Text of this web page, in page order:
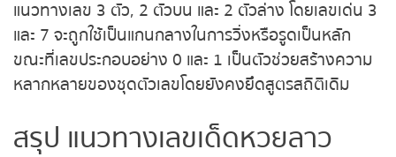
หวยหุ้นเยอรมัน
หวยหุ้นอังกฤษ
หวยหุ้นรัสเซีย
เป็นแนวทางเลข 3 ตัว, 2 ตัวบน และ 2 ตัวล่าง โดยเลข
เด่น 3 และ 7 จะถูกใช้เป็นแกนกลางในการวิ่งหรือรูดเป็น
หลัก ขณะที่เลขประกอบอย่าง 0 และ 1 เป็นตัวช่วยสร้าง
ความหลากหลายของชุดตัวเลขโดยยังคงยึดสูตรสถิติ
เดิม